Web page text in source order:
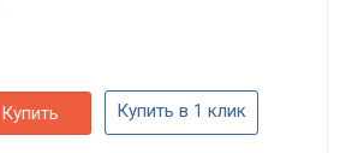
Купить Купить в 1 клик